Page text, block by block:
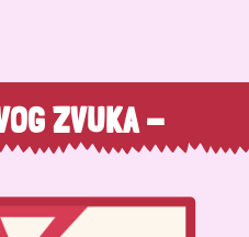
ZVUKA -